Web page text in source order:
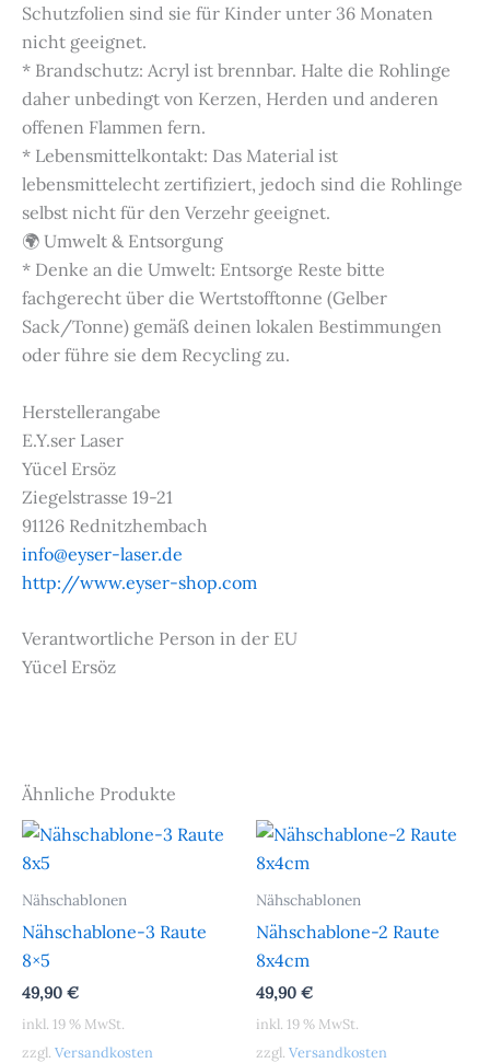
Schutzfolien sind sie für Kinder unter 36 Monaten
nicht geeignet.
* Brandschutz: Acryl ist brennbar. Halte die Rohlinge
daher unbedingt von Kerzen, Herden und anderen
offenen Flammen fern.
* Lebensmittelkontakt: Das Material ist
lebensmittelecht zertifiziert, jedoch sind die Rohlinge
selbst nicht für den Verzehr geeignet.
🌍 Umwelt & Entsorgung
* Denke an die Umwelt: Entsorge Reste bitte
fachgerecht über die Wertstofftonne (Gelber
Sack/Tonne) gemäß deinen lokalen Bestimmungen
oder führe sie dem Recycling zu.
Herstellerangabe
E.Y.ser Laser
Yücel Ersöz
Ziegelstrasse 19-21
91126 Rednitzhembach
info@eyser-laser.de
http://www.eyser-shop.com
Verantwortliche Person in der EU
Yücel Ersöz
Ähnliche Produkte
Nähschablonen
Nähschablone-3 Raute
8×5
49,90 €
inkl. 19 % MwSt.
zzgl. Versandkosten
Nähschablonen
Nähschablone-2 Raute
8x4cm
49,90 €
inkl. 19 % MwSt.
zzgl. Versandkosten